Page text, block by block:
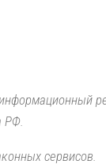
РФ.
сервисов.